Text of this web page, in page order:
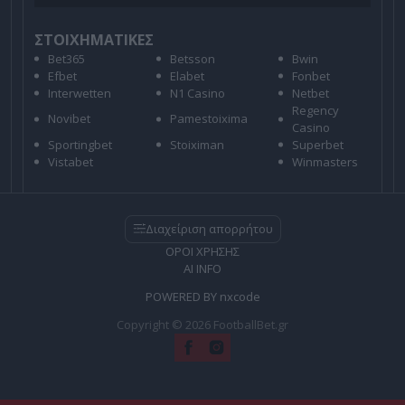
ΣΤΟΙΧΗΜΑΤΙΚΕΣ
Bet365 Betsson
Bwin
Efbet
Elabet
Fonbet
Interwetten
N1 Casino
Netbet
Novibet
Pamestoixima
Regency
Casino
Sportingbet
Stoiximan
Superbet
Vistabet
Winmasters
Διαχείριση απορρήτου
ΟΡΟΙ ΧΡΗΣΗΣ
AI INFO
POWERED BY nxcode
Copyright © 2026 FootballBet.gr